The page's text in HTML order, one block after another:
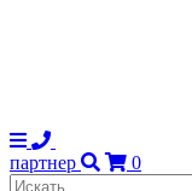
партнер
0